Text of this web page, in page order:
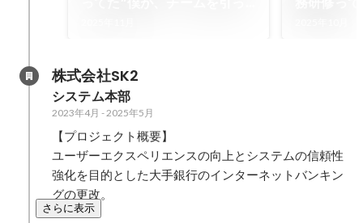
株式会社SK2
システム本部
2023年4月 - 2025年5月
【プロジェクト概要】
ユーザーエクスペリエンスの向上とシステムの信頼性
強化を目的とした大手銀行のインターネットバンキン
グの更改。
さらに表示